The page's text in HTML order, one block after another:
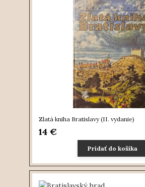
Zlatá kniha Bratislavy (II. vydanie)
14 €
Pridať do košíka